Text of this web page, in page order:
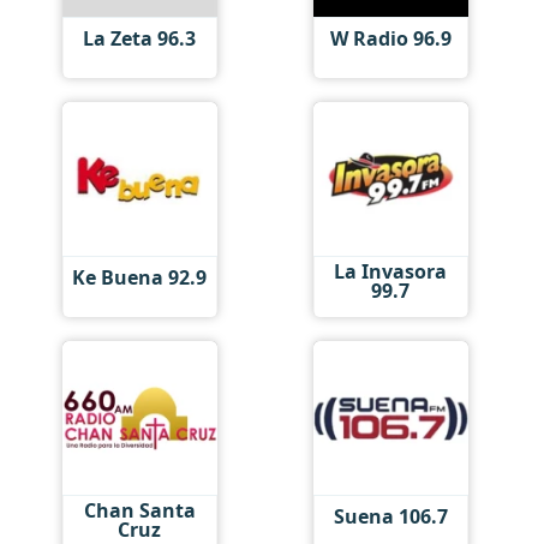
La Zeta 96.3 W Radio 96.9
Ke Buena 92.9 La Invasora
99.7
Chan Santa
Cruz Suena 106.7